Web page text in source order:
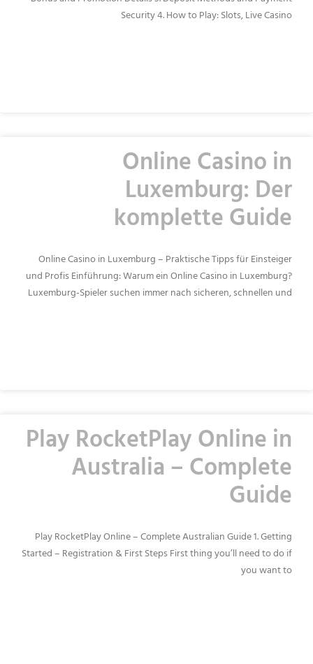
Security 4. How to Play: Slots, Live Casino
Online Casino in
Luxemburg: Der
komplette Guide
Online Casino in Luxemburg – Praktische Tipps für Einsteiger
und Profis Einführung: Warum ein Online Casino in Luxemburg?
Luxemburg‑Spieler suchen immer nach sicheren, schnellen und
Play RocketPlay Online in
Australia – Complete
Guide
Play RocketPlay Online – Complete Australian Guide 1. Getting
Started – Registration & First Steps First thing you’ll need to do if
you want to